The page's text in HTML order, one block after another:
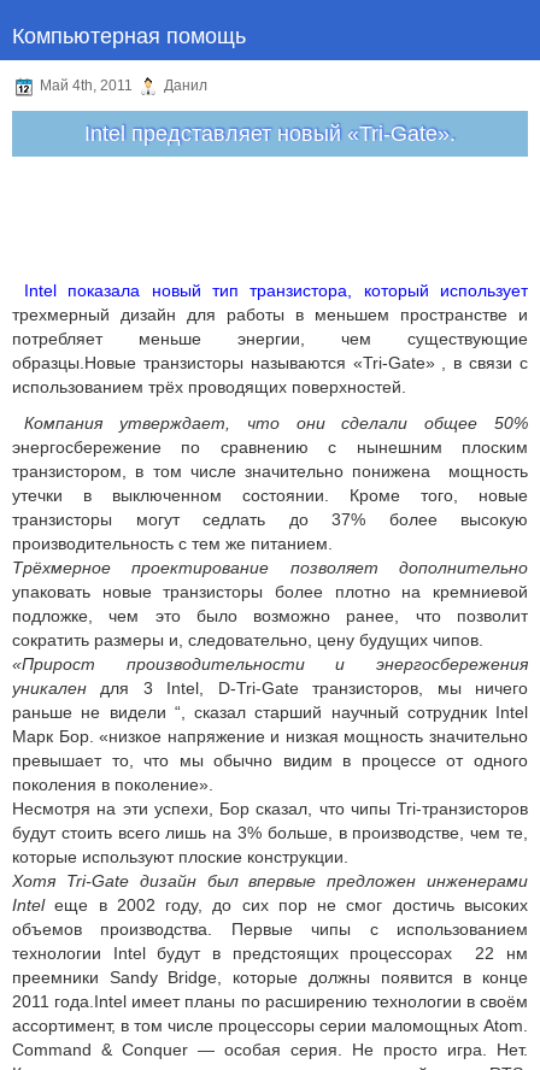
Компьютерная помощь
Май 4th, 2011 Данил
Intel представляет новый «Tri-Gate».
Intel показала новый тип транзистора, который использует
трехмерный дизайн для работы в меньшем пространстве и
потребляет меньше энергии, чем существующие
образцы.Новые транзисторы называются «Tri-Gate» , в связи с
использованием трёх проводящих поверхностей.
Компания утверждает, что они сделали общее 50%
энергосбережение по сравнению с нынешним плоским
транзистором, в том числе значительно понижена мощность
утечки в выключенном состоянии. Кроме того, новые
транзисторы могут седлать до 37% более высокую
производительность с тем же питанием.
Трёхмерное проектирование позволяет дополнительно
упаковать новые транзисторы более плотно на кремниевой
подложке, чем это было возможно ранее, что позволит
сократить размеры и, следовательно, цену будущих чипов.
«Прирост производительности и энергосбережения
уникален для 3 Intel, D-Tri-Gate транзисторов, мы ничего
раньше не видели “, сказал старший научный сотрудник Intel
Марк Бор. «низкое напряжение и низкая мощность значительно
превышает то, что мы обычно видим в процессе от одного
поколения в поколение».
Несмотря на эти успехи, Бор сказал, что чипы Tri-транзисторов
будут стоить всего лишь на 3% больше, в производстве, чем те,
которые используют плоские конструкции.
Хотя Tri-Gate дизайн был впервые предложен инженерами
Intelеще в 2002 году, до сих пор не смог достичь высоких
объемов производства. Первые чипы с использованием
технологии Intel будут в предстоящих процессорах 22 нм
преемники Sandy Bridge, которые должны появится в конце
2011 года.Intel имеет планы по расширению технологии в своём
ассортимент, в том числе процессоры серии маломощных Atom.
Command & Conquer — особая серия. Не просто игра. Нет.